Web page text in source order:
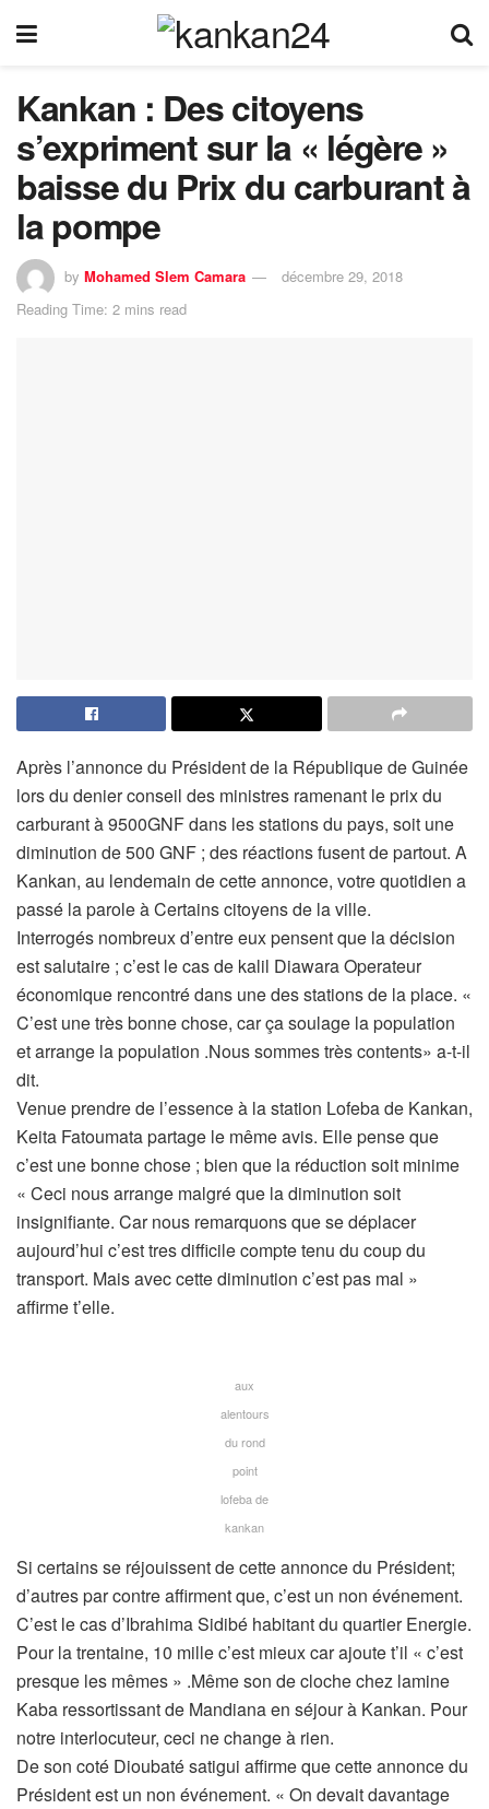
Kankan : Des citoyens
s’expriment sur la « légère »
baisse du Prix du carburant à
la pompe
by Mohamed Slem Camara
décembre 29, 2018
Reading Time: 2 mins read
Après l’annonce du Président de la République de Guinée
lors du denier conseil des ministres ramenant le prix du
carburant à 9500GNF dans les stations du pays, soit une
diminution de 500 GNF ; des réactions fusent de partout. A
Kankan, au lendemain de cette annonce, votre quotidien a
passé la parole à Certains citoyens de la ville.
Interrogés nombreux d’entre eux pensent que la décision
est salutaire ; c’est le cas de kalil Diawara Operateur
économique rencontré dans une des stations de la place. «
C’est une très bonne chose, car ça soulage la population
et arrange la population .Nous sommes très contents» a-t-il
dit.
Venue prendre de l’essence à la station Lofeba de Kankan,
Keita Fatoumata partage le même avis. Elle pense que
c’est une bonne chose ; bien que la réduction soit minime
« Ceci nous arrange malgré que la diminution soit
insignifiante. Car nous remarquons que se déplacer
aujourd’hui c’est tres difficile compte tenu du coup du
transport. Mais avec cette diminution c’est pas mal »
affirme t’elle.
aux
alentours
du rond
point
lofeba de
kankan
Si certains se réjouissent de cette annonce du Président;
d’autres par contre affirment que, c’est un non événement.
C’est le cas d’Ibrahima Sidibé habitant du quartier Energie.
Pour la trentaine, 10 mille c’est mieux car ajoute t’il « c’est
presque les mêmes » .Même son de cloche chez lamine
Kaba ressortissant de Mandiana en séjour à Kankan. Pour
notre interlocuteur, ceci ne change à rien.
De son coté Dioubaté satigui affirme que cette annonce du
Président est un non événement. « On devait davantage